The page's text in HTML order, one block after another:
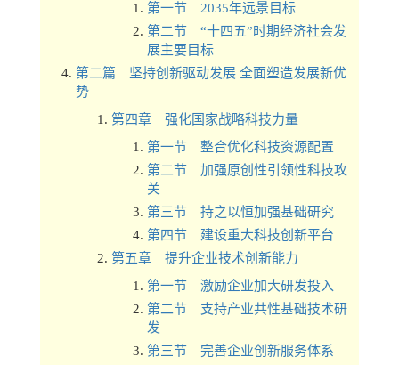
第一节 2035年远景目标
第二节 “十四五”时期经济社会发
展主要目标
第二篇 坚持创新驱动发展 全面塑造发展新优
势
第四章 强化国家战略科技力量
第一节 整合优化科技资源配置
第二节 加强原创性引领性科技攻
关
第三节 持之以恒加强基础研究
第四节 建设重大科技创新平台
第五章 提升企业技术创新能力
第一节 激励企业加大研发投入
第二节 支持产业共性基础技术研
发
第三节 完善企业创新服务体系